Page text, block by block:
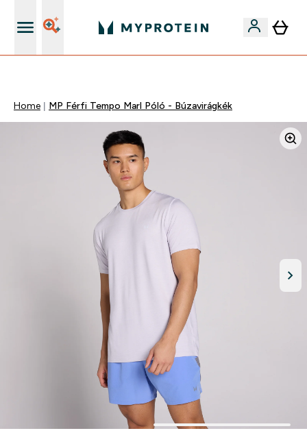
Home MP Férfi Tempo Marl Póló - Búzavirágkék